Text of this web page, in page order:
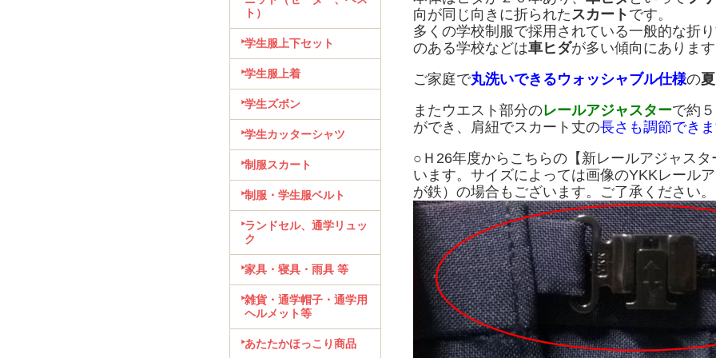
ト）
学生服上下セット
学生服上着
学生ズボン
学生カッターシャツ
制服スカート
制服・学生服ベルト
ランドセル、通学リュッ
ク
家具・寝具・雨具 等
雑貨・通学帽子・通学用
ヘルメット等
あたたかほっこり商品
向が同じ向きに折られたスカート です。
多くの学校制服で採用されている一般的な折
のある学校などは車ヒダが多い傾向にありま
ご家庭で丸洗いできるウォッシャブル仕様の
またウエスト部分のレールアジャスターで約
ができ、肩紐でスカート丈の長さも調節でき
○Ｈ26年度からこちらの【新レールアジャス
います。サイズによっては画像のYKKレール
が鉄）の場合もございます。ご了承ください。